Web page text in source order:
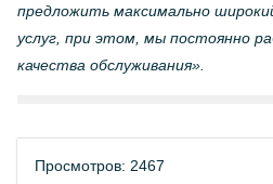
предложить максимально
услуг, при этом, мы постоянно
качества обслуживания».
Просмотров: 2467